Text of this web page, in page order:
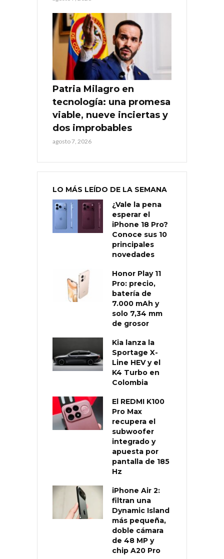
Patria Milagro en
tecnología: una promesa
viable, nueve inciertas y
dos improbables
agosto 7, 2026
LO MÁS LEÍDO DE LA SEMANA
¿Vale la pena
esperar el
iPhone 18 Pro?
Conoce sus 10
principales
novedades
Honor Play 11
Pro: precio,
batería de
7.000 mAh y
solo 7,34 mm
de grosor
Kia lanza la
Sportage X-
Line HEV y el
K4 Turbo en
Colombia
El REDMI K100
Pro Max
recupera el
subwoofer
integrado y
apuesta por
pantalla de 185
Hz
iPhone Air 2:
filtran una
Dynamic Island
más pequeña,
doble cámara
de 48 MP y
chip A20 Pro